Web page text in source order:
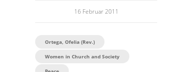
16 Februar 2011
Ortega, Ofelia (Rev.)
Women in Church and Society